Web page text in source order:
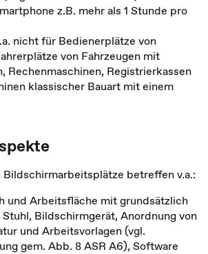
z.B. mehr als 1 Stunde pro
nicht für Bedienerplätze von
von Fahrzeugen mit
Rechenmaschinen, Registrierkassen
klassischer Bauart mit einem
betreffen v.a.:
und Arbeitsfläche mit grundsätzlich
Bildschirmgerät, Anordnung von
und Arbeitsvorlagen (vgl.
gem. Abb. 8 ASR A6), Software